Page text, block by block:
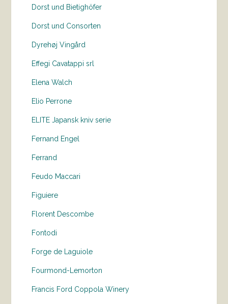
Dorst und Bietighöfer
Dorst und Consorten
Dyrehøj Vingård
Effegi Cavatappi srl
Elena Walch
Elio Perrone
ELITE Japansk kniv serie
Fernand Engel
Ferrand
Feudo Maccari
Figuiere
Florent Descombe
Fontodi
Forge de Laguiole
Fourmond-Lemorton
Francis Ford Coppola Winery